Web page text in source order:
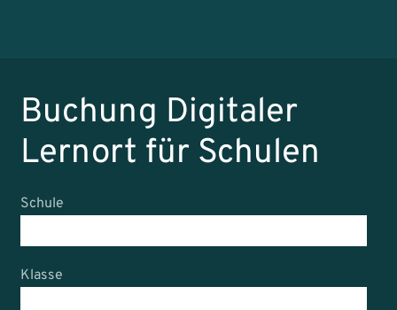
Buchung Digitaler
Lernort für Schulen
Schule
Klasse